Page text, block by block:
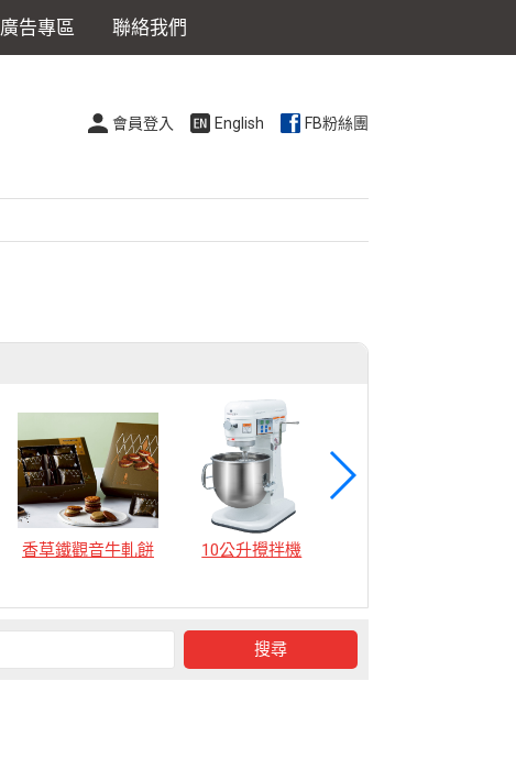
廣告專區 聯絡我們
會員登入 English FB粉絲團
香草鐵觀音牛軋餅 10公升攪拌機